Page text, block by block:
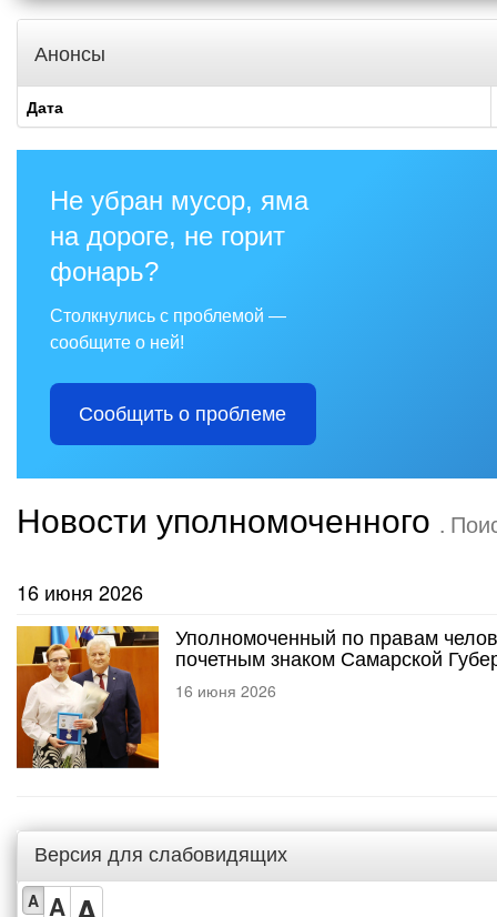
Анонсы
Дата
Не убран мусор, яма
на дороге, не горит
фонарь?
Столкнулись с проблемой —
сообщите о ней!
Сообщить о проблеме
Новости уполномоченного .
16 июня 2026
Уполномоченный по правам
почетным знаком Самарской
16 июня 2026
Версия для слабовидящих
A A